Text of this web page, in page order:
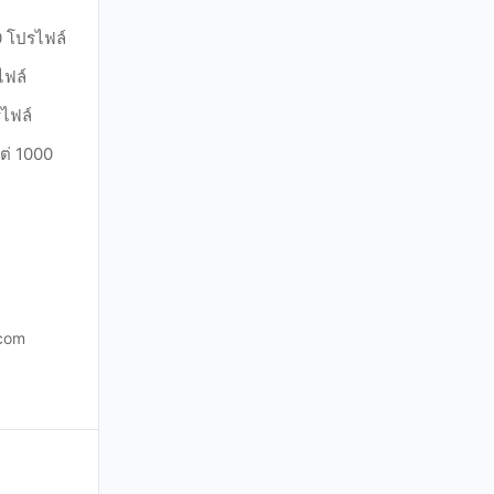
โปรไฟล์
ฟล์
ฟล์
1000